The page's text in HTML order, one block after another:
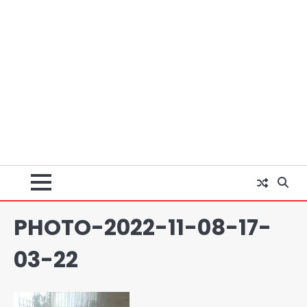
PHOTO-2022-11-08-17-
03-22
Noida Authority: कर्तव्यनिष्ठा की